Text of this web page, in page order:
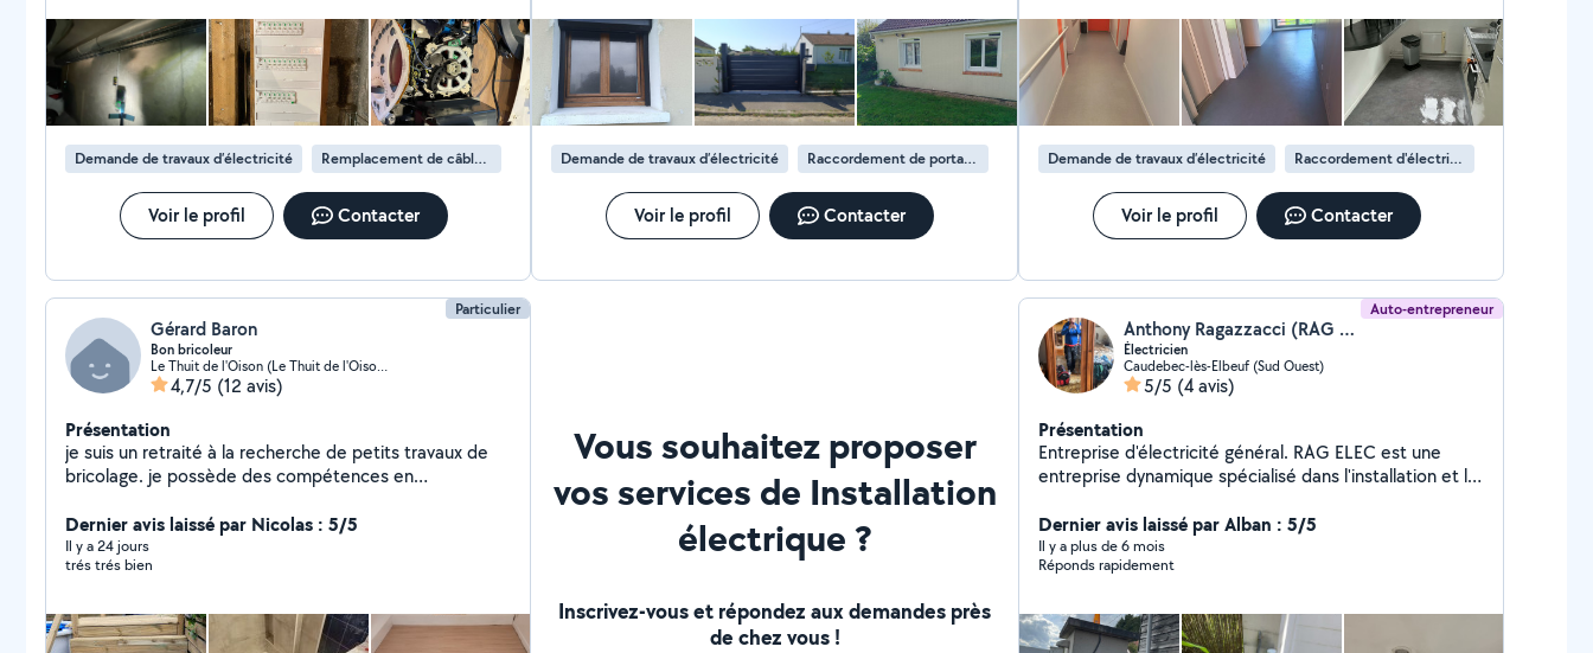
numéro de devis. comment faire confiance a cet artisan...
Demande de travaux d’électricité Remplacement de câble électrique
Voir le profil Contacter
Demande de travaux d’électricité Raccordement de portail électrique
Voir le profil Contacter
Demande de travaux d’électricité Raccordement d'électricité
Voir le profil Contacter
Particulier
Gérard Baron
Bon bricoleur
Le Thuit de l'Oison (Le Thuit de l'Oison)
4,7/5 (12 avis)
Présentation
je suis un retraité à la recherche de petits travaux de
bricolage. je possède des compétences en
hésitez pas à me contacter pour de plus amples
informations.
Dernier avis laissé par Nicolas : 5/5
Il y a 24 jours
trés trés bien
Vous souhaitez proposer
vos services de Installation
électrique ?
Inscrivez-vous et répondez aux demandes près
de chez vous !
Auto-entrepreneur
Anthony Ragazzacci (RAG ELEC)
Électricien
Caudebec-lès-Elbeuf (Sud Ouest)
5/5 (4 avis)
Présentation
Entreprise d'électricité général. RAG ELEC est une
entreprise dynamique spécialisé dans l'installation et le
forte expérience et des capacités à géré l'imprévue.
Rénovation, neuf, mise en conformité, dépannage,
vmc, portail et volet roulant électrique. Nous
et professionnel.
Dernier avis laissé par Alban : 5/5
Il y a plus de 6 mois
Réponds rapidement